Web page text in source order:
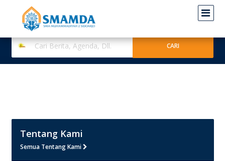
Tentang Kami
Semua Tentang Kami